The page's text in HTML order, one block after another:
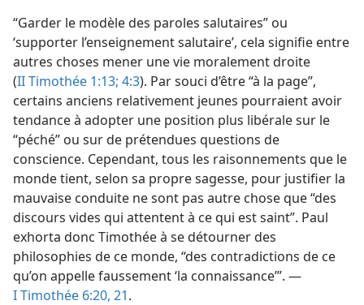
“Garder le modèle des paroles salutaires” ou
‘supporter l’enseignement salutaire’, cela signifie entre
autres choses mener une vie moralement droite
(II Timothée 1:13; 4:3). Par souci d’être “à la page”,
certains anciens relativement jeunes pourraient avoir
tendance à adopter une position plus libérale sur le
“péché” ou sur de prétendues questions de
conscience. Cependant, tous les raisonnements que le
monde tient, selon sa propre sagesse, pour justifier la
mauvaise conduite ne sont pas autre chose que “des
discours vides qui attentent à ce qui est saint”. Paul
exhorta donc Timothée à se détourner des
philosophies de ce monde, “des contradictions de ce
qu’on appelle faussement ‘la connaissance’”. —
I Timothée 6:20, 21.